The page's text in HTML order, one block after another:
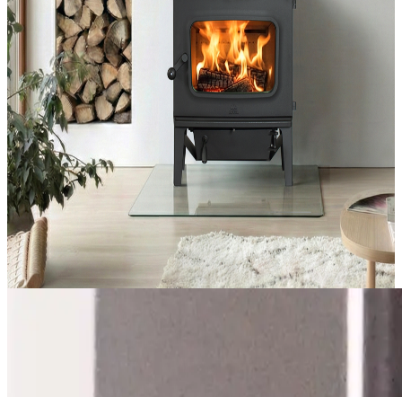
JØTUL F 405
Moderne og kraftfull vedovn med karakter
Fra37 990 kr
A+
Lukk
InspirasjonDelbetalingPiperehabiliteringStålpipeBook befaring
Finn forhandler
Finn forhandler